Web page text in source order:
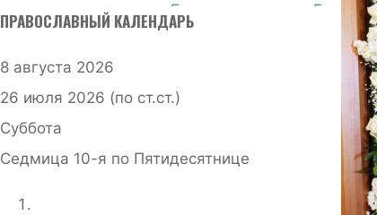
Главная страница
Без
богослужение в храме
Иоанна
ПРАВОСЛАВНЫЙ КАЛЕНДАРЬ
8 августа 2026
26 июля 2026 (по ст.ст.)
Суббота
Седмица 10-я по Пятидесятнице